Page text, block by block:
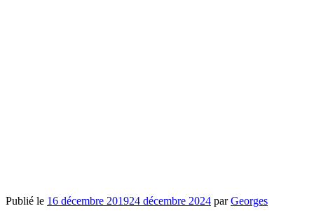
Publié le 16 décembre 201924 décembre 2024 parGeorges